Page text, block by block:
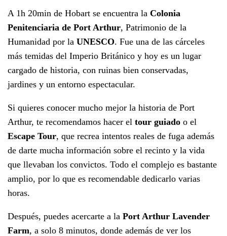
A 1h 20min de Hobart se encuentra la Colonia
Penitenciaria de Port Arthur, Patrimonio de la
Humanidad por la UNESCO. Fue una de las cárceles
más temidas del Imperio Británico y hoy es un lugar
cargado de historia, con ruinas bien conservadas,
jardines y un entorno espectacular.
Si quieres conocer mucho mejor la historia de Port
Arthur, te recomendamos hacer el tour guiado o el
Escape Tour, que recrea intentos reales de fuga además
de darte mucha información sobre el recinto y la vida
que llevaban los convictos. Todo el complejo es bastante
amplio, por lo que es recomendable dedicarlo varias
horas.
Después, puedes acercarte a la Port Arthur Lavender
Farm, a solo 8 minutos, donde además de ver los